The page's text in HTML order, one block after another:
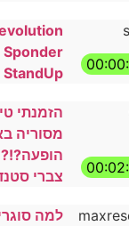
Sponder
StandUp
הזמנתי
מסוריה
צברי
למה